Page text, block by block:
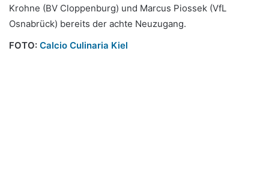
Krohne (BV Cloppenburg) und Marcus Piossek (VfL
Osnabrück) bereits der achte Neuzugang.
FOTO: Calcio Culinaria Kiel